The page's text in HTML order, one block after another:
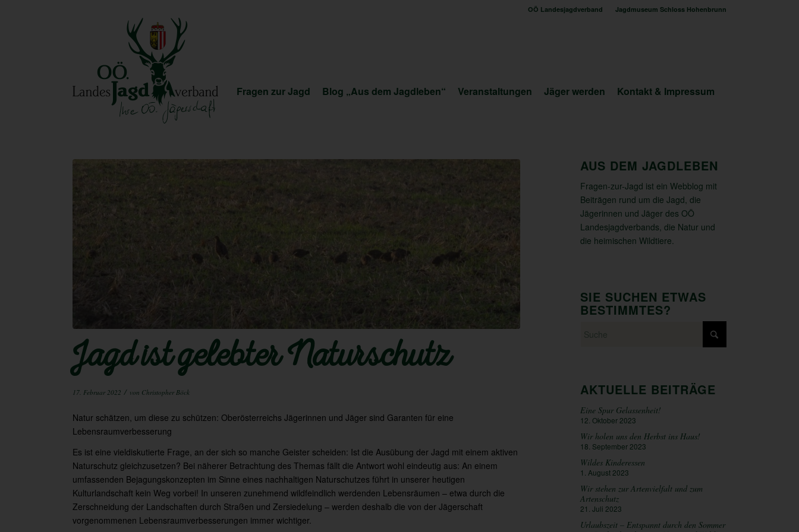
OÖ Landesjagdverband Jagdmuseum Schloss Hohenbrunn
Fragen zur Jagd Blog „Aus dem Jagdleben“ Veranstaltungen Jäger werden Kontakt & Impressum
Jagd ist gelebter Naturschutz
17. Februar 2022 / von Christopher Böck
Natur schätzen, um diese zu schützen: Oberösterreichs Jägerinnen und Jäger sind Garanten für eine
Lebensraumverbesserung
Es ist eine vieldiskutierte Frage, an der sich so manche Geister scheiden: Ist die Ausübung der Jagd mit einem aktiven
Naturschutz gleichzusetzen? Bei näherer Betrachtung des Themas fällt die Antwort wohl eindeutig aus: An einem
umfassenden Bejagungskonzepten im Sinne eines nachhaltigen Naturschutzes führt in unserer heutigen
Kulturlandschaft kein Weg vorbei! In unseren zunehmend wildfeindlich werdenden Lebensräumen – etwa durch die
Zerschneidung der Landschaften durch Straßen und Zersiedelung – werden deshalb die von der Jägerschaft
vorgenommenen Lebensraumverbesserungen immer wichtiger.
AUS DEM JAGDLEBEN
Fragen-zur-Jagd ist ein Webblog mit
Beiträgen rund um die Jagd, die
Jägerinnen und Jäger des OÖ
Landesjagdverbands, die Natur und
die heimischen Wildtiere.
SIE SUCHEN ETWAS
BESTIMMTES?
AKTUELLE BEITRÄGE
Eine Spur Gelassenheit!
12. Oktober 2023
Wir holen uns den Herbst ins Haus!
18. September 2023
Wildes Kinderessen
1. August 2023
Wir stehen zur Artenvielfalt und zum
Artenschutz
21. Juli 2023
Urlaubszeit – Entspannt durch den Sommer